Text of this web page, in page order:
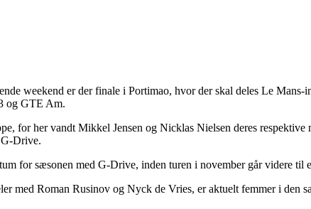
weekend er der finale i Portimao, hvor der skal deles Le
og GTE Am.
for her vandt Mikkel Jensen og Nicklas Nielsen deres
Drive.
for sæsonen med G-Drive, inden turen i november går videre
med Roman Rusinov og Nyck de Vries, er aktuelt femmer i